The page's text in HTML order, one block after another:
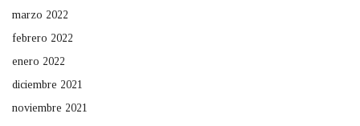
marzo 2022
febrero 2022
enero 2022
diciembre 2021
noviembre 2021